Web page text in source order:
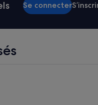
Se connecter